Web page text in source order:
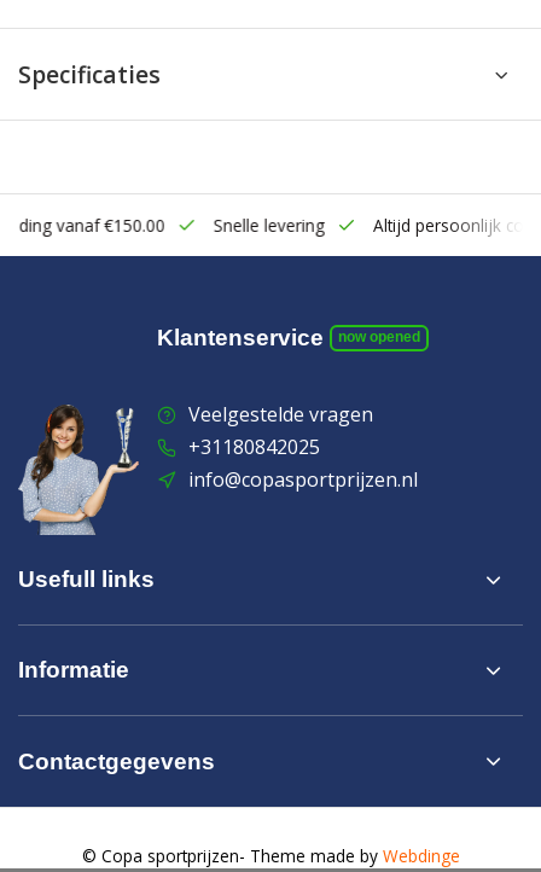
Specificaties
vanaf €150.00 Snelle levering Altijd persoonlijk
Klantenservice now opened
Veelgestelde vragen
+31180842025
info@copasportprijzen.nl
Usefull links
Informatie
Contactgegevens
© Copa sportprijzen- Theme made by Webdinge